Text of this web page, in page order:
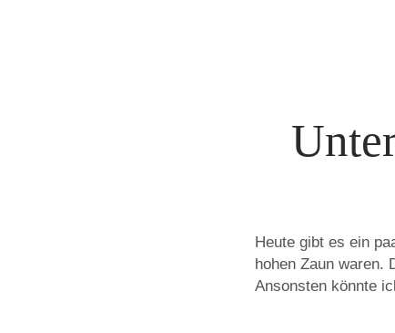
Heute gibt es ein
hohen Zaun waren.
Ansonsten könnte